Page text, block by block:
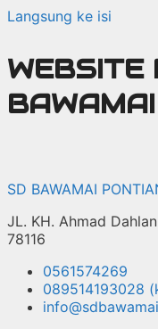
Langsung ke isi
WEBSITE
SD BAWAMAI
JL. KH. Ahmad
78116
0561574269
089514193028